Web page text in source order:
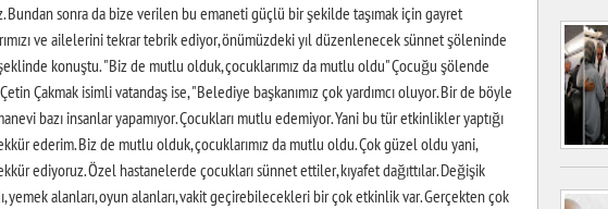
Bundan sonra da bize verilen bu emaneti güçlü bir şekilde taşımak için gayret
ve ailelerini tekrar tebrik ediyor, önümüzdeki yıl düzenlenecek sünnet şöleninde
konuştu. "Biz de mutlu olduk, çocuklarımız da mutlu oldu" Çocuğu şölende
Çakmak isimli vatandaş ise, "Belediye başkanımız çok yardımcı oluyor. Bir de böyle
bazı insanlar yapamıyor. Çocukları mutlu edemiyor. Yani bu tür etkinlikler yaptığı
ederim. Biz de mutlu olduk, çocuklarımız da mutlu oldu. Çok güzel oldu yani,
ediyoruz. Özel hastanelerde çocukları sünnet ettiler, kıyafet dağıttılar. Değişik
yemek alanları, oyun alanları, vakit geçirebilecekleri bir çok etkinlik var. Gerçekten çok